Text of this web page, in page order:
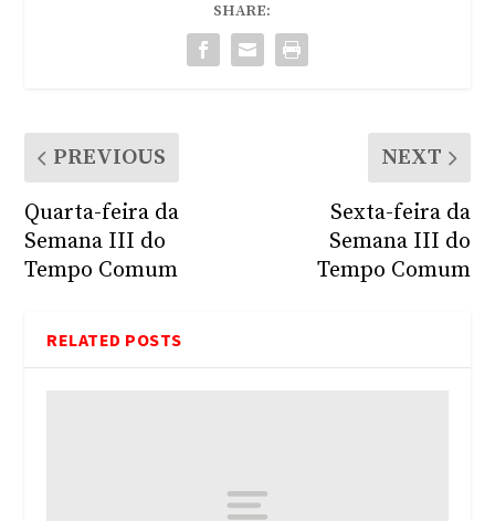
SHARE:
PREVIOUS
Quarta-feira da
Semana III do
Tempo Comum
NEXT
Sexta-feira da
Semana III do
Tempo Comum
RELATED POSTS